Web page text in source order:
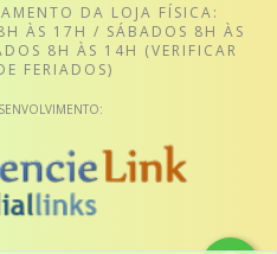
DA LOJA FÍSICA:
ÀS 17H / SÁBADOS 8H ÀS
8H ÀS 14H (VERIFICAR
FERIADOS)